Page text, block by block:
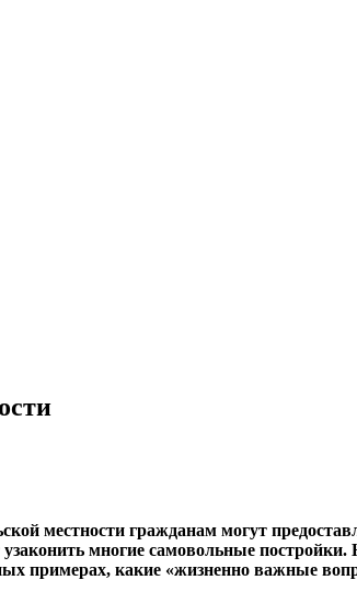
местности гражданам могут
многие самовольные постройки.
примерах, какие «жизненно важные